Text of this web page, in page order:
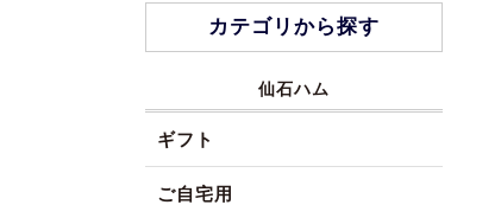
カテゴリから探す
仙石ハム
ギフト
ご自宅用